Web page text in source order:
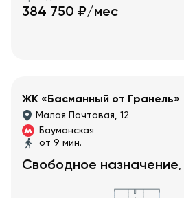
384 750 ₽/мес
ЖК «Басманный от Гранель»
Малая Почтовая, 12
Бауманская
от 9 мин.
Свободное назначение